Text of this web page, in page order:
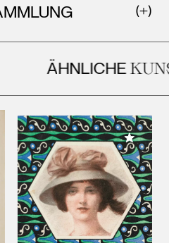
ÄHNLICHE
Sammlung hinzufügen Meiner